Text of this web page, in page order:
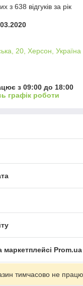
з 638 відгуків за рік
20, Херсон, Україна
з 09:00 до 18:00
графік роботи
маркетплейсі Prom.ua
тимчасово не